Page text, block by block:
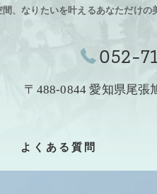
、なりたいを叶えるあなただけの
052-
〒488-0844 愛知県尾張
よくある質問